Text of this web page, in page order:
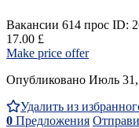
Вакансии 614 прос ID:
17.00 £
Make price offer
Опубликовано Июль
Удалить из
0 Предложения